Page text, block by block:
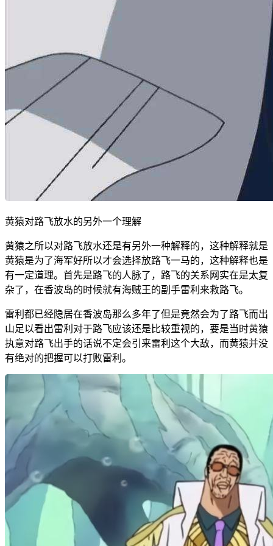
黄猿对路飞放水的另外一个理解
黄猿之所以对路飞放水还是有另外一种解释的，这种解释就是
黄猿是为了海军好所以才会选择放路飞一马的，这种解释也是
有一定道理。首先是路飞的人脉了，路飞的关系网实在是太复
杂了，在香波岛的时候就有海贼王的副手雷利来救路飞。
雷利都已经隐居在香波岛那么多年了但是竟然会为了路飞而出
山足以看出雷利对于路飞应该还是比较重视的，要是当时黄猿
执意对路飞出手的话说不定会引来雷利这个大敌，而黄猿并没
有绝对的把握可以打败雷利。